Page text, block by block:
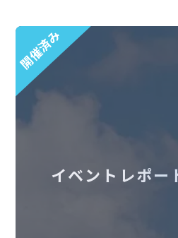
開催済み
イベントレポー